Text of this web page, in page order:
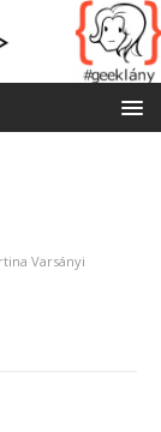
Varsányi